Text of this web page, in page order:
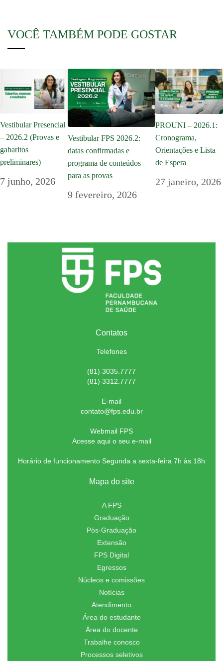
VOCÊ TAMBÉM PODE GOSTAR
Vestibular Presencial
– 2026.2 (Provas e
gabaritos
preliminares)
7 junho, 2026
Vestibular FPS 2026.2:
datas confirmadas e
programa de conteúdos
para as provas
9 fevereiro, 2026
PROUNI – 2026.1:
Cronograma,
Orientações e Lista
de Espera
27 janeiro, 2026
Contatos
Telefones
(81) 3035.7777
(81) 3312.7777
E-mail
contato@fps.edu.br
Webmail FPS
Acesse aqui o seu e-mail
Horário de funcionamento Segunda a sexta-feira 7h às 18h
Mapa do site
A FPS
Graduação
Pós-Graduação
Extensão
FPS Digital
Egressos
Núcleos e comissões
Notícias
Atendimento
Área do estudante
Área do docente
Trabalhe conosco
Processos seletivos